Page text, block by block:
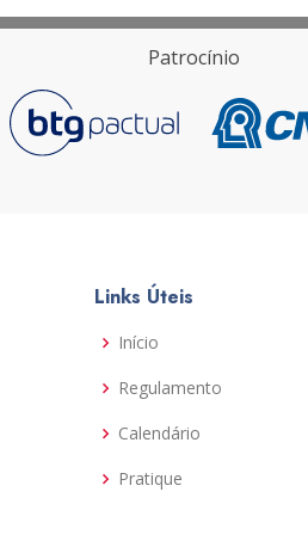
Patrocínio
Links Úteis
Início
Regulamento
Calendário
Pratique